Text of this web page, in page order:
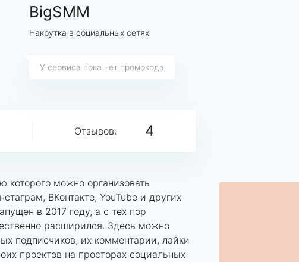
BigSMM
Накрутка в социальных сетях
У сервиса пока нет промокода
Отзывов: 4
которого можно организовать
ВКонтакте, YouTube и других
в 2017 году, а с тех пор
расширился. Здесь можно
подписчиков, их комментарии, лайки
проектов на просторах социальных